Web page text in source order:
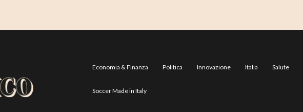
Economia & Finanza Politica Innovazione Italia Salute
Soccer Made in Italy